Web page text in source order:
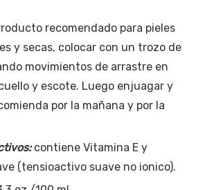
recomendado para pieles
y secas, colocar con un trozo de
movimientos de arrastre en
y escote. Luego enjuagar y
por la mañana y por la
contiene Vitamina E y
(tensioactivo suave no ionico).